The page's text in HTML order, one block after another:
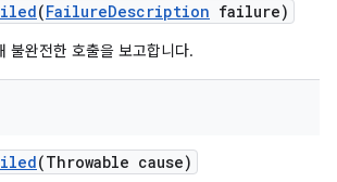
(FailureDescription failure)
불완전한 호출을 보고합니다.
(Throwable cause)